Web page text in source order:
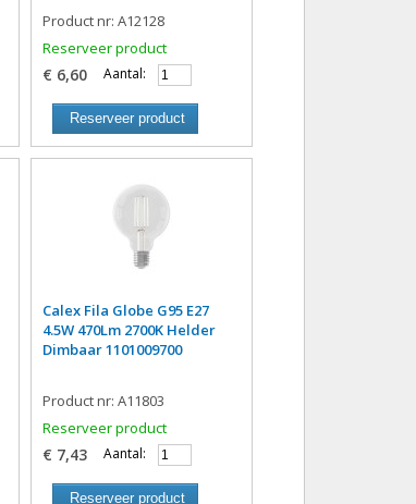
Product nr: A12128
Reserveer product
€ 6,60 Aantal:
Reserveer product
Calex Fila Globe G95 E27
4.5W 470Lm 2700K Helder
Dimbaar 1101009700
Product nr: A11803
Reserveer product
€ 7,43 Aantal:
Reserveer product